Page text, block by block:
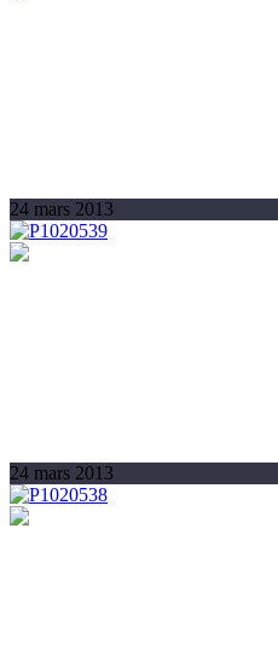
24 mars 2013
24 mars 2013